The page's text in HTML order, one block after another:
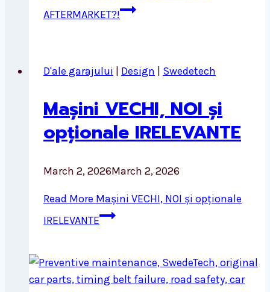
AFTERMARKET?!
D'ale garajului Design Swedetech
Mașini VECHI, NOI și
opționale IRELEVANTE
March 2, 2026March 2, 2026
Read More Mașini VECHI, NOI și opționale
IRELEVANTE